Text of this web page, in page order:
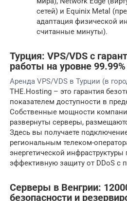
сетей) и Equinix Metal
адаптация физической
считанные минуты).
Турция: VPS/VDS с
работы на уровне 99.99%
Аренда VPS/VDS в Турции (в
THE.Hosting – это гарантия
показателем доступности в
Собственные мощности
развернуты серверы,
Здесь вы получаете
региональным телеком-
энергетической
эффективную защиту от DDoS с
Серверы в Венгрии:
безопасности и